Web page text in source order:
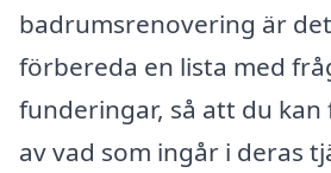
badrumsrenovering är
förbereda en lista med
funderingar, så att du kan
av vad som ingår i deras